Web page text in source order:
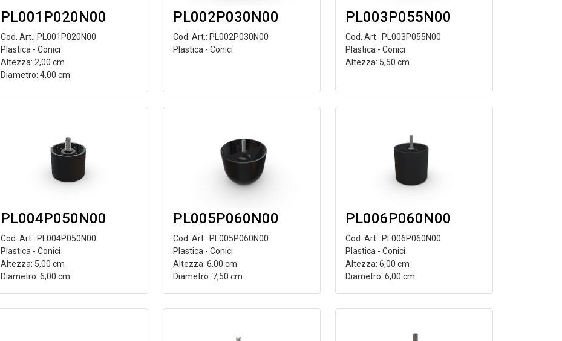
PL001P020N00
Cod. Art.: PL001P020N00
Plastica - Conici
Altezza: 2,00 cm
Diametro: 4,00 cm
PL002P030N00
Cod. Art.: PL002P030N00
Plastica - Conici
PL003P055N00
Cod. Art.: PL003P055N00
Plastica - Conici
Altezza: 5,50 cm
PL004P050N00
Cod. Art.: PL004P050N00
Plastica - Conici
Altezza: 5,00 cm
Diametro: 6,00 cm
PL005P060N00
Cod. Art.: PL005P060N00
Plastica - Conici
Altezza: 6,00 cm
Diametro: 7,50 cm
PL006P060N00
Cod. Art.: PL006P060N00
Plastica - Conici
Altezza: 6,00 cm
Diametro: 6,00 cm